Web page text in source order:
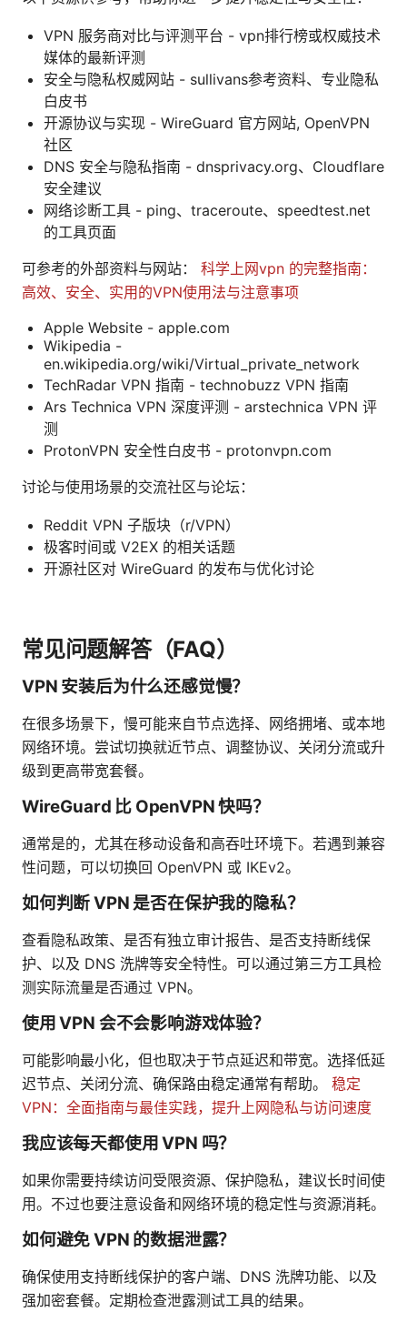
VPN 服务商对比与评测平台 - vpn排行榜或权威技术
媒体的最新评测
安全与隐私权威网站 - sullivans参考资料、专业隐私
白皮书
开源协议与实现 - WireGuard 官方网站, OpenVPN
社区
DNS 安全与隐私指南 - dnsprivacy.org、Cloudflare
安全建议
网络诊断工具 - ping、traceroute、speedtest.net
的工具页面
可参考的外部资料与网站： 科学上网vpn 的完整指南：
高效、安全、实用的VPN使用法与注意事项
Apple Website - apple.com
Wikipedia -
en.wikipedia.org/wiki/Virtual_private_network
TechRadar VPN 指南 - technobuzz VPN 指南
Ars Technica VPN 深度评测 - arstechnica VPN 评
测
ProtonVPN 安全性白皮书 - protonvpn.com
讨论与使用场景的交流社区与论坛：
Reddit VPN 子版块（r/VPN）
极客时间或 V2EX 的相关话题
开源社区对 WireGuard 的发布与优化讨论
常见问题解答（FAQ）
VPN 安装后为什么还感觉慢？
在很多场景下，慢可能来自节点选择、网络拥堵、或本地
网络环境。尝试切换就近节点、调整协议、关闭分流或升
级到更高带宽套餐。
WireGuard 比 OpenVPN 快吗？
通常是的，尤其在移动设备和高吞吐环境下。若遇到兼容
性问题，可以切换回 OpenVPN 或 IKEv2。
如何判断 VPN 是否在保护我的隐私？
查看隐私政策、是否有独立审计报告、是否支持断线保
护、以及 DNS 洗牌等安全特性。可以通过第三方工具检
测实际流量是否通过 VPN。
使用 VPN 会不会影响游戏体验？
可能影响最小化，但也取决于节点延迟和带宽。选择低延
迟节点、关闭分流、确保路由稳定通常有帮助。 稳定
VPN：全面指南与最佳实践，提升上网隐私与访问速度
我应该每天都使用 VPN 吗？
如果你需要持续访问受限资源、保护隐私，建议长时间使
用。不过也要注意设备和网络环境的稳定性与资源消耗。
如何避免 VPN 的数据泄露？
确保使用支持断线保护的客户端、DNS 洗牌功能、以及
强加密套餐。定期检查泄露测试工具的结果。